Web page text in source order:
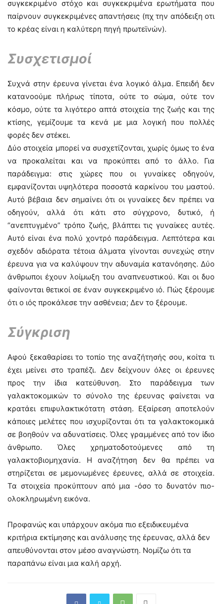
συγκεκριμένο στόχο και συγκεκριμένα ερωτήματα που
παίρνουν συγκεκριμένες απαντήσεις (πχ την απόδειξη οτι
το κρέας είναι η καλύτερη πηγή πρωτεϊνών).
Συσχετισμοί
Συχνά στην έρευνα γίνεται ένα λογικό άλμα. Επειδή δεν
κατανοούμε πλήρως τίποτα, ούτε το σώμα, ούτε τον
κόσμο, ούτε τα λιγότερο απτά στοιχεία της ζωής και της
κτίσης, γεμίζουμε τα κενά με μια λογική που πολλές
φορές δεν στέκει.
Δύο στοιχεία μπορεί να συσχετίζονται, χωρίς όμως το ένα
να προκαλείται και να προκύπτει από το άλλο. Για
παράδειγμα: στις χώρες που οι γυναίκες οδηγούν,
εμφανίζονται υψηλότερα ποσοστά καρκίνου του μαστού.
Αυτό βέβαια δεν σημαίνει ότι οι γυναίκες δεν πρέπει να
οδηγούν, αλλά ότι κάτι στο σύγχρονο, δυτικό, ή
“ανεπτυγμένο” τρόπο ζωής, βλάπτει τις γυναίκες αυτές.
Αυτό είναι ένα πολύ χοντρό παράδειγμα. Λεπτότερα και
σχεδόν αδιόρατα τέτοια άλματα γίνονται συνεχώς στην
έρευνα για να καλύψουν την αδυναμία κατανόησης. Δύο
άνθρωποι έχουν λοίμωξη του αναπνευστικού. Και οι δυο
φαίνονται θετικοί σε έναν συγκεκριμένο ιό. Πώς ξέρουμε
ότι ο ιός προκάλεσε την ασθένεια; Δεν το ξέρουμε.
Σύγκριση
Αφού ξεκαθαρίσει το τοπίο της αναζήτησής σου, κοίτα τι
έχει μείνει στο τραπέζι. Δεν δείχνουν όλες οι έρευνες
προς την ίδια κατεύθυνση. Στο παράδειγμα των
γαλακτοκομικών το σύνολο της έρευνας φαίνεται να
κρατάει επιφυλακτικότατη στάση. Εξαίρεση αποτελούν
κάποιες μελέτες που ισχυρίζονται ότι τα γαλακτοκομικά
σε βοηθούν να αδυνατίσεις. Όλες γραμμένες από τον ίδιο
άνθρωπο. Όλες χρηματοδοτούμενες από τη
γαλακτοβιομηχανία. Η αναζήτηση δεν θα πρέπει να
στηρίζεται σε μεμονωμένες έρευνες, αλλά σε στοιχεία.
Τα στοιχεία προκύπτουν από μια -όσο το δυνατόν πιο-
ολοκληρωμένη εικόνα.
Προφανώς και υπάρχουν ακόμα πιο εξειδικευμένα
κριτήρια εκτίμησης και ανάλυσης της έρευνας, αλλά δεν
απευθύνονται στον μέσο αναγνώστη. Νομίζω ότι τα
παραπάνω είναι μια καλή αρχή.